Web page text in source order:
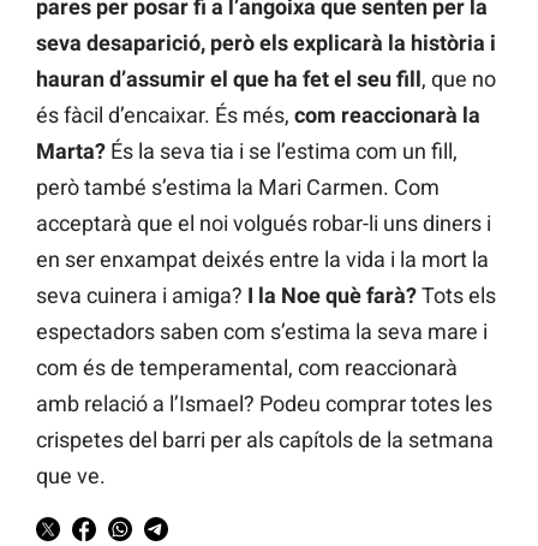
pares per posar fi a l’angoixa que senten per la
seva desaparició, però els explicarà la història i
hauran d’assumir el que ha fet el seu fill, que no
és fàcil d’encaixar. És més, com reaccionarà la
Marta? És la seva tia i se l’estima com un fill,
però també s’estima la Mari Carmen. Com
acceptarà que el noi volgués robar-li uns diners i
en ser enxampat deixés entre la vida i la mort la
seva cuinera i amiga? I la Noe què farà?Tots els
espectadors saben com s’estima la seva mare i
com és de temperamental, com reaccionarà
amb relació a l’Ismael? Podeu comprar totes les
crispetes del barri per als capítols de la setmana
que ve.